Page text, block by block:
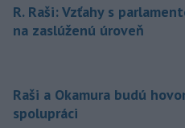
R. Raši: Vzťahy s
na zaslúženú úroveň
Raši a Okamura budú
spolupráci